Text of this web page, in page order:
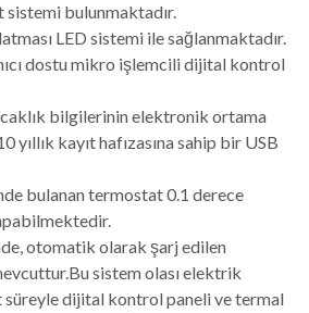
bulunmaktadır.
LED sistemi ile sağlanmaktadır.
dostu mikro işlemcili dijital kontrol
bilgilerinin elektronik ortama
yıllık kayıt hafızasına sahip bir USB
bulanan termostat 0.1 derece
otomatik olarak şarj edilen
sistem olası elektrik
süreyle dijital kontrol paneli ve termal